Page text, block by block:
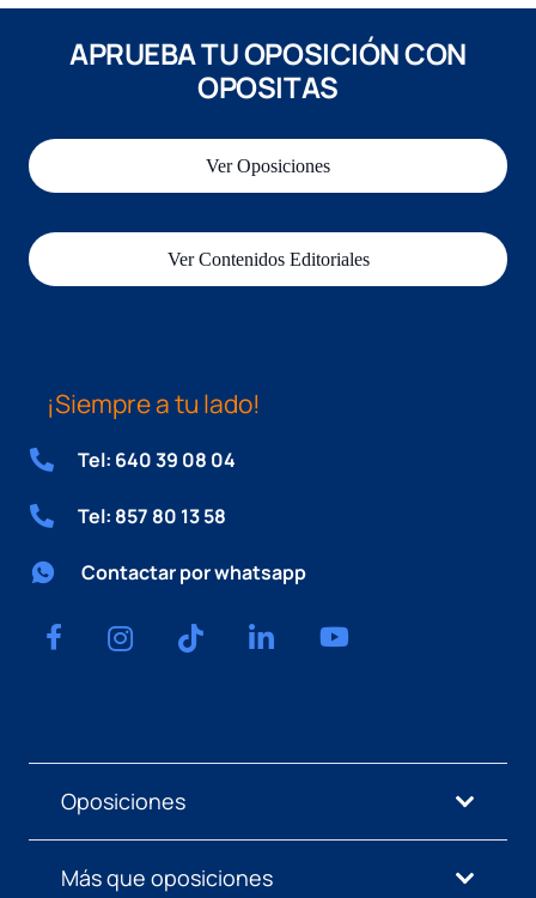
APRUEBA TU OPOSICIÓN CON
OPOSITAS
Ver Oposiciones
Ver Contenidos Editoriales
¡Siempre a tu lado!
Tel: 640 39 08 04
Tel: 857 80 13 58
Contactar por whatsapp
Oposiciones
Más que oposiciones